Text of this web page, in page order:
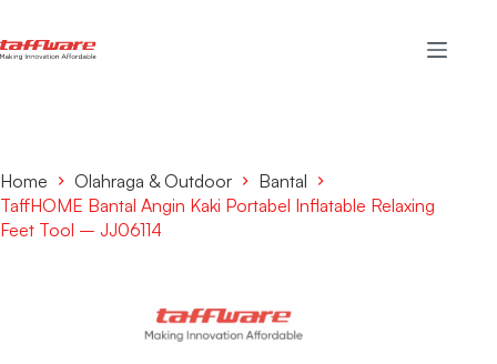
Home Olahraga & Outdoor
Bantal
TaffHOME Bantal Angin Kaki Portabel Inflatable Relaxing
Feet Tool – JJ06114